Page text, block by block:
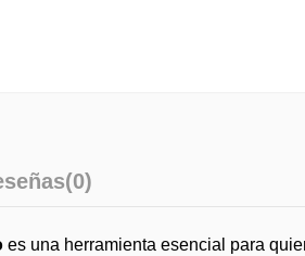
(0)
es una herramienta esencial para